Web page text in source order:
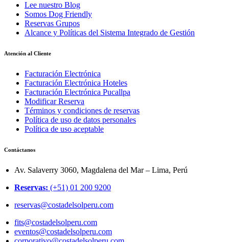
Lee nuestro Blog
Somos Dog Friendly
Reservas Grupos
Alcance y Políticas del Sistema Integrado de Gestión
Atención al Cliente
Facturación Electrónica
Facturación Electrónica Hoteles
Facturación Electrónica Pucallpa
Modificar Reserva
Términos y condiciones de reservas
Política de uso de datos personales
Política de uso aceptable
Contáctanos
Av. Salaverry 3060, Magdalena del Mar – Lima, Perú
Reservas: (+51) 01 200 9200
reservas@costadelsolperu.com
fits@costadelsolperu.com
eventos@costadelsolperu.com